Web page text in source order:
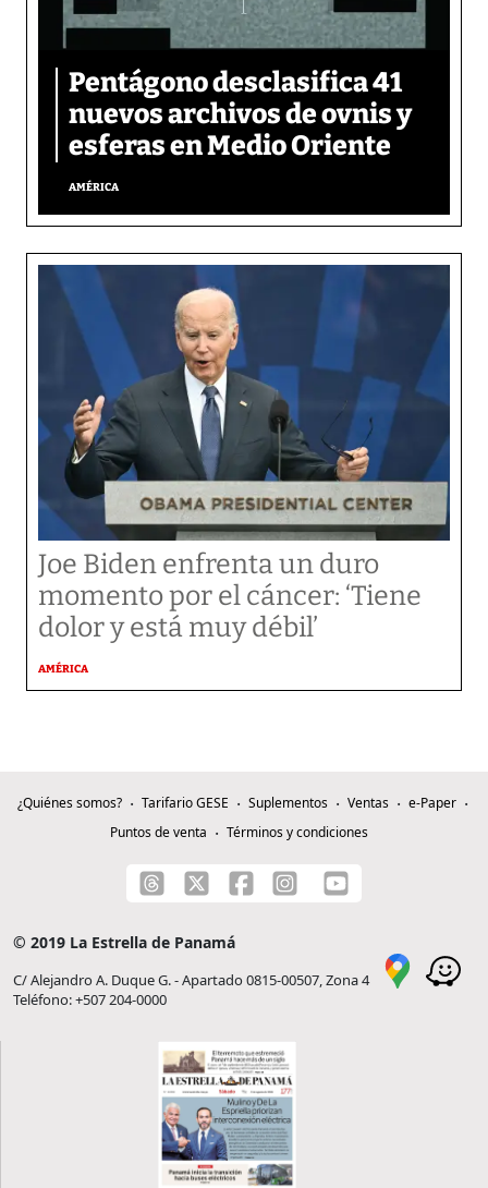
Pentágono desclasifica 41
nuevos archivos de ovnis y
esferas en Medio Oriente
AMÉRICA
Joe Biden enfrenta un duro
momento por el cáncer: ‘Tiene
dolor y está muy débil’
AMÉRICA
¿Quiénes somos? Tarifario GESE Suplementos Ventas
e-Paper
Puntos de venta
Términos y condiciones
© 2019 La Estrella de Panamá
C/ Alejandro A. Duque G. - Apartado 0815-00507, Zona 4
Teléfono: +507 204-0000